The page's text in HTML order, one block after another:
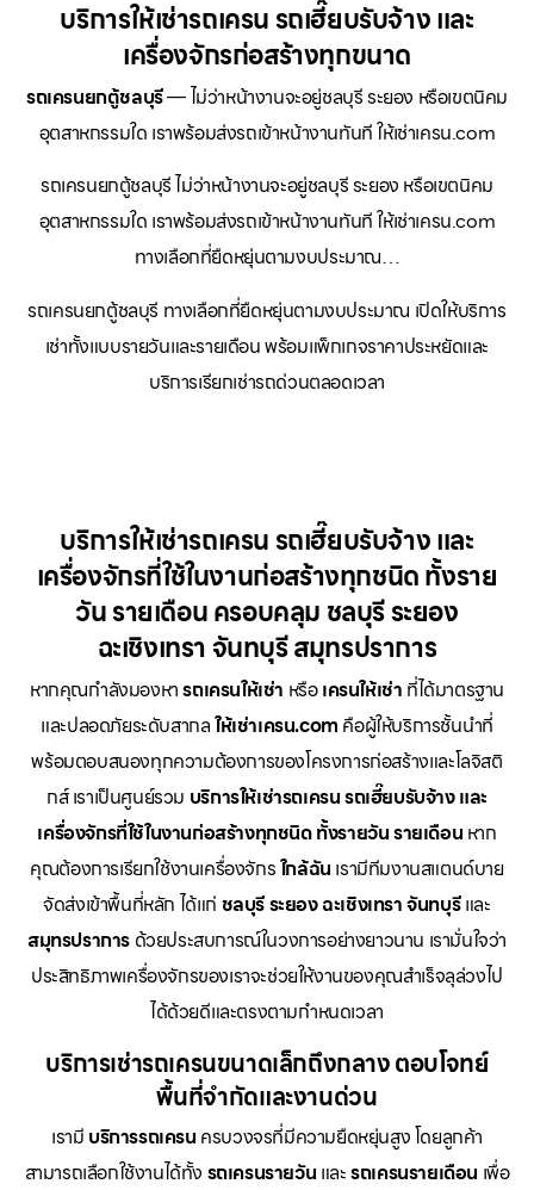
บริการให้เช่ารถเครน รถเฮี๊ยบรับจ้าง และ
เครื่องจักรก่อสร้างทุกขนาด
รถเครนยกตู้ชลบุรี— ไม่ว่าหน้างานจะอยู่ชลบุรี ระยอง หรือเขตนิคม
อุตสาหกรรมใด เราพร้อมส่งรถเข้าหน้างานทันที ให้เช่าเครน.com
รถเครนยกตู้ชลบุรี ไม่ว่าหน้างานจะอยู่ชลบุรี ระยอง หรือเขตนิคม
อุตสาหกรรมใด เราพร้อมส่งรถเข้าหน้างานทันที ให้เช่าเครน.com
ทางเลือกที่ยืดหยุ่นตามงบประมาณ…
รถเครนยกตู้ชลบุรี ทางเลือกที่ยืดหยุ่นตามงบประมาณ เปิดให้บริการ
เช่าทั้งแบบรายวันและรายเดือน พร้อมแพ็กเกจราคาประหยัดและ
บริการเรียกเช่ารถด่วนตลอดเวลา
บริการให้เช่ารถเครน รถเฮี๊ยบรับจ้าง และ
เครื่องจักรที่ใช้ในงานก่อสร้างทุกชนิด ทั้งราย
วัน รายเดือน ครอบคลุม ชลบุรี ระยอง
ฉะเชิงเทรา จันทบุรี สมุทรปราการ
หากคุณกำลังมองหารถเครนให้เช่า หรือเครนให้เช่า ที่ได้มาตรฐาน
และปลอดภัยระดับสากลให้เช่าเครน.com คือผู้ให้บริการชั้นนำที่
พร้อมตอบสนองทุกความต้องการของโครงการก่อสร้างและโลจิสติ
กส์ เราเป็นศูนย์รวม บริการให้เช่ารถเครน รถเฮี๊ยบรับจ้าง และ
เครื่องจักรที่ใช้ในงานก่อสร้างทุกชนิด ทั้งรายวัน รายเดือน หาก
คุณต้องการเรียกใช้งานเครื่องจักรใกล้ฉัน เรามีทีมงานสแตนด์บาย
จัดส่งเข้าพื้นที่หลัก ได้แก่ ชลบุรี ระยอง ฉะเชิงเทรา จันทบุรีและ
สมุทรปราการด้วยประสบการณ์ในวงการอย่างยาวนาน เรามั่นใจว่า
ประสิทธิภาพเครื่องจักรของเราจะช่วยให้งานของคุณสำเร็จลุล่วงไป
ได้ด้วยดีและตรงตามกำหนดเวลา
บริการเช่ารถเครนขนาดเล็กถึงกลาง ตอบโจทย์
พื้นที่จำกัดและงานด่วน
เรามี บริการรถเครน ครบวงจรที่มีความยืดหยุ่นสูง โดยลูกค้า
สามารถเลือกใช้งานได้ทั้ง รถเครนรายวัน และรถเครนรายเดือน เพื่อ